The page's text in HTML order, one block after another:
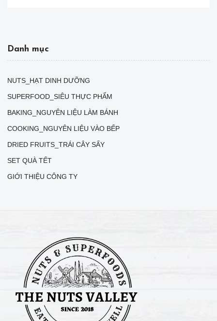
Danh mục
NUTS_HẠT DINH DƯỠNG
SUPERFOOD_SIÊU THỰC PHẨM
BAKING_NGUYÊN LIỆU LÀM BÁNH
COOKING_NGUYÊN LIỆU VÀO BẾP
DRIED FRUITS_TRÁI CÂY SẤY
SET QUÀ TẾT
GIỚI THIỆU CÔNG TY